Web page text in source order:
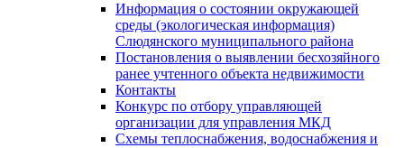
Информация о состоянии окружающей
среды (экологическая информация)
Слюдянского муниципального района
Постановления о выявлении бесхозяйного
ранее учтенного объекта недвижимости
Контакты
Конкурс по отбору управляющей
организации для управления МКД
Схемы теплоснабжения, водоснабжения и